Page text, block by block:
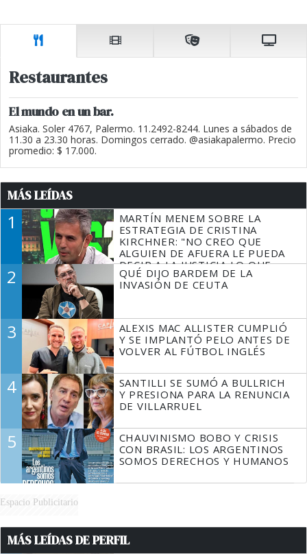
Restaurantes
El mundo en un bar.
Asiaka. Soler 4767, Palermo. 11.2492-8244. Lunes a sábados de
11.30 a 23.30 horas. Domingos cerrado. @asiakapalermo. Precio
promedio: $ 17.000.
MÁS LEÍDAS
1
MARTÍN MENEM SOBRE LA
ESTRATEGIA DE CRISTINA
KIRCHNER: "NO CREO QUE
ALGUIEN DE AFUERA LE PUEDA
DECIR A LA JUSTICIA LO QUE
TIENE QUE HACER"
2
QUÉ DIJO BARDEM DE LA
INVASIÓN DE CEUTA
3
ALEXIS MAC ALLISTER CUMPLIÓ
Y SE IMPLANTÓ PELO ANTES DE
VOLVER AL FÚTBOL INGLÉS
4
SANTILLI SE SUMÓ A BULLRICH
Y PRESIONA PARA LA RENUNCIA
DE VILLARRUEL
5
CHAUVINISMO BOBO Y CRISIS
CON BRASIL: LOS ARGENTINOS
SOMOS DERECHOS Y HUMANOS
Espacio Publicitario
MÁS LEÍDAS DE PERFIL